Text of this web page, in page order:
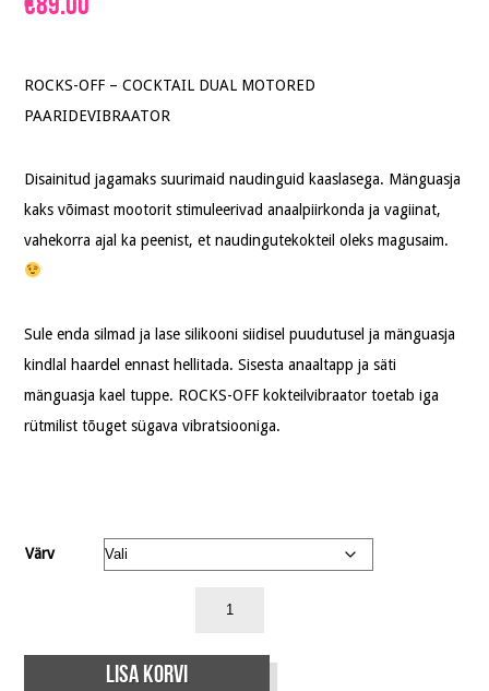
€89.00
ROCKS-OFF – COCKTAIL DUAL MOTORED
PAARIDEVIBRAATOR
Disainitud jagamaks suurimaid naudinguid kaaslasega. Mänguasja
kaks võimast mootorit stimuleerivad anaalpiirkonda ja vagiinat,
vahekorra ajal ka peenist, et naudingutekokteil oleks magusaim.
Sule enda silmad ja lase silikooni siidisel puudutusel ja mänguasja
kindlal haardel ennast hellitada. Sisesta anaaltapp ja säti
mänguasja kael tuppe. ROCKS-OFF kokteilvibraator toetab iga
rütmilist tõuget sügava vibratsiooniga.
Värv
Lisa korvi